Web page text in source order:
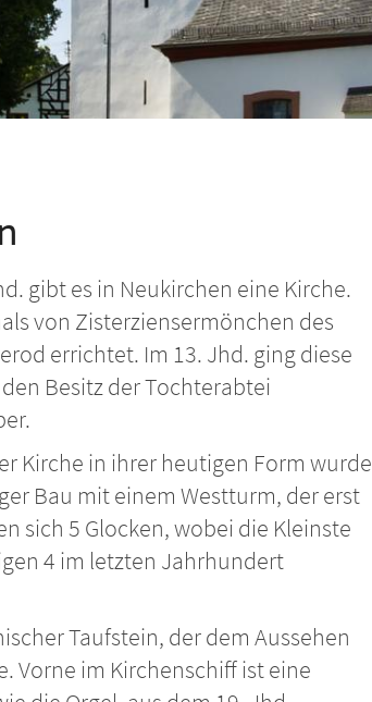
gibt es in Neukirchen eine Kirche.
von Zisterziensermönchen des
errichtet. Im 13. Jhd. ging diese
Besitz der Tochterabtei
Kirche in ihrer heutigen Form wurde
Bau mit einem Westturm, der erst
sich 5 Glocken, wobei die Kleinste
4 im letzten Jahrhundert
Taufstein, der dem Aussehen
Vorne im Kirchenschiff ist eine